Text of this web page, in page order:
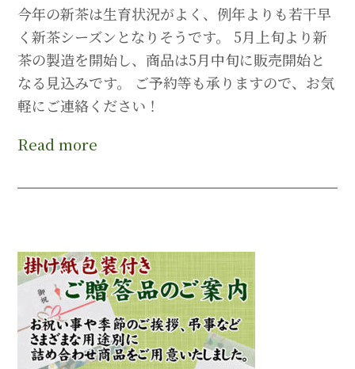
今年の新茶は生育状況がよく、例年よりも若干早
く新茶シーズンとなりそうです。 5月上旬より新
茶の製造を開始し、商品は5月中旬に販売開始と
なる見込みです。 ご予約等も承りますので、お気
軽にご連絡ください！
Read more